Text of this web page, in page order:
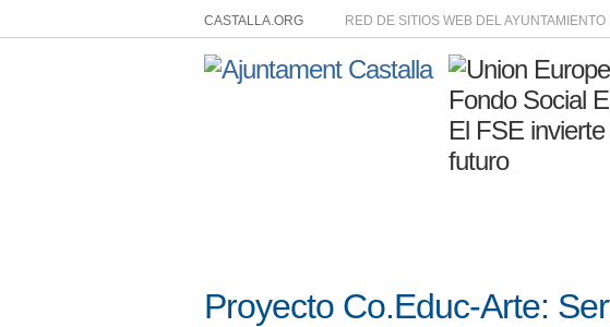
CASTALLA.ORG RED DE SITIOS WEB DEL
Proyecto Co.Educ-Arte: